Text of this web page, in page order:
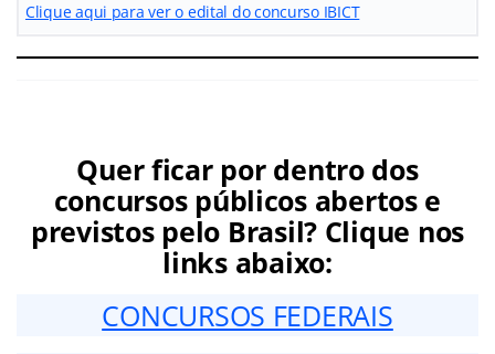
Clique aqui para ver o edital do concurso IBICT
Quer ficar por dentro dos
concursos públicos abertos e
previstos pelo Brasil? Clique nos
links abaixo:
CONCURSOS FEDERAIS